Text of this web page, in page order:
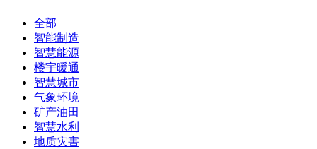
全部
智能制造
智慧能源
楼宇暖通
智慧城市
气象环境
矿产油田
智慧水利
地质灾害